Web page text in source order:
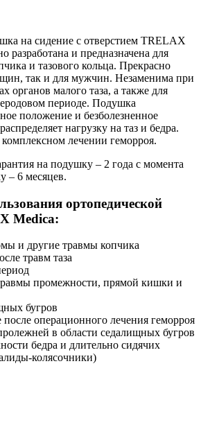
на сидение с отверстием TRELAX
разработана и предназначена для
и тазового кольца. Прекрасно
так и для мужчин. Незаменима при
органов малого таза, а также для
периоде. Подушка
положение и безболезненное
нагрузку на таз и бедра.
лечении геморроя.
на подушку – 2 года с момента
– 6 месяцев.
ортопедической
Medica:
и другие травмы копчика
травм таза
промежности, прямой кишки и
бугров
после операционного лечения геморроя
в области седалищных бугров
бедра и длительно сидячих
колясочники)